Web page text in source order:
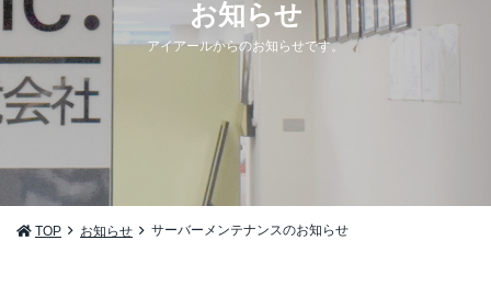
お知らせ
アイアールからのお知らせです。
TOP お知らせ サーバーメンテナンスのお知らせ